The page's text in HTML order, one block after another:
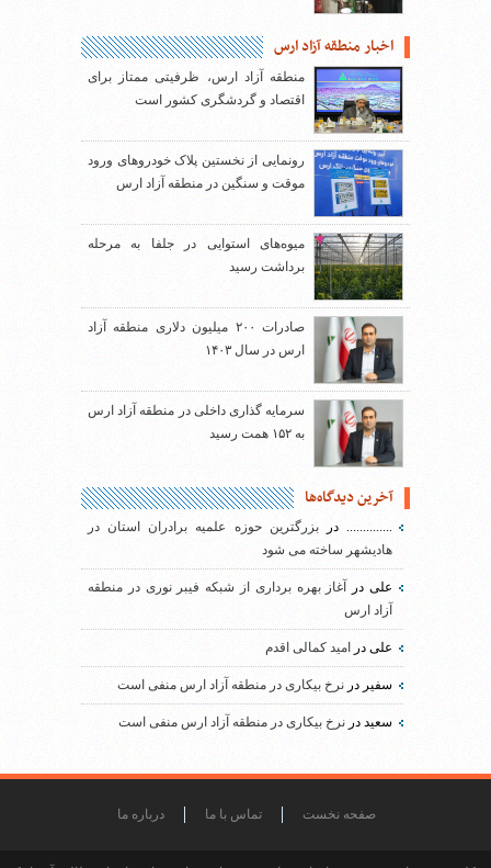
اخبار منطقه آزاد ارس
منطقه آزاد ارس، ظرفیتی ممتاز برای
اقتصاد و گردشگری کشور است
رونمایی از نخستین پلاک خودروهای ورود
موقت و سنگین در منطقه آزاد ارس
میوه‌های استوایی در جلفا به مرحله
برداشت رسید
صادرات ۲۰۰ میلیون دلاری منطقه آزاد
ارس در سال ۱۴۰۳
سرمایه گذاری داخلی در منطقه آزاد ارس
به ۱۵۲ همت رسید
آخرین دیدگاه‌ها
..............دربزرگترین حوزه علمیه برادران استان در
هادیشهر ساخته می شود
علیدر
آغاز بهره برداری از شبکه فیبر نوری در منطقه
آزاد ارس
علی در امید کمالی اقدم
سفیر در نرخ بیکاری در منطقه آزاد ارس منفی است
سعید در نرخ بیکاری در منطقه آزاد ارس منفی است
صفحه نخست تماس با ما درباره ما